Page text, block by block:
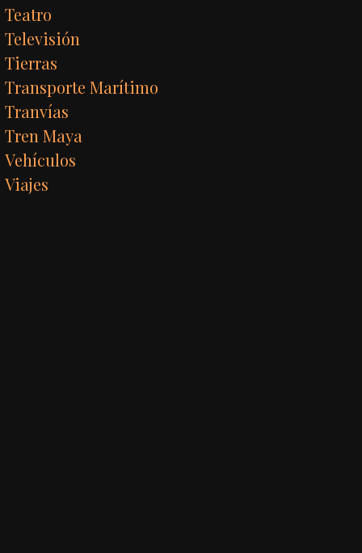
Teatro
Televisión
Tierras
Transporte Marítimo
Tranvías
Tren Maya
Vehículos
Viajes